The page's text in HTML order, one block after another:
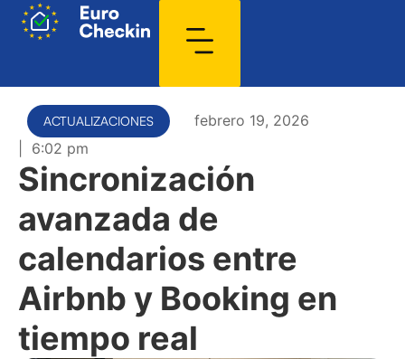
ACTUALIZACIONES
febrero 19, 2026
6:02 pm
Sincronización
avanzada de
calendarios entre
Airbnb y Booking en
tiempo real